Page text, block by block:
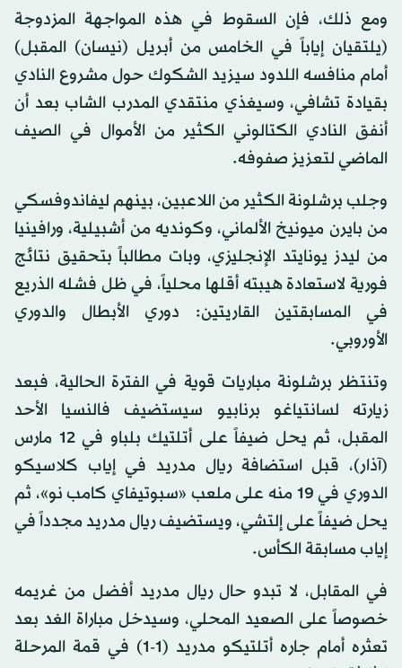
ومع ذلك، فإن السقوط في هذه المواجهة المزدوجة
(يلتقيان إياباً في الخامس من أبريل (نيسان) المقبل)
أمام منافسه اللدود سيزيد الشكوك حول مشروع النادي
بقيادة تشافي، وسيغذي منتقدي المدرب الشاب بعد أن
أنفق النادي الكتالوني الكثير من الأموال في الصيف
الماضي لتعزيز صفوفه.
وجلب برشلونة الكثير من اللاعبين، بينهم ليفاندوفسكي
من بايرن ميونيخ الألماني، وكونديه من أشبيلية، ورافينيا
من ليدز يونايتد الإنجليزي، وبات مطالباً بتحقيق نتائج
فورية لاستعادة هيبته أقلها محلياً، في ظل فشله الذريع
في المسابقتين القاريتين: دوري الأبطال والدوري
الأوروبي.
وتنتظر برشلونة مباريات قوية في الفترة الحالية، فبعد
زيارته لسانتياغو برنابيو سيستضيف فالنسيا الأحد
المقبل، ثم يحل ضيفاً على أتلتيك بلباو في 12 مارس
(آذار)، قبل استضافة ريال مدريد في إياب كلاسيكو
الدوري في 19 منه على ملعب «سبوتيفاي كامب نو»، ثم
يحل ضيفاً على إلتشي، ويستضيف ريال مدريد مجدداً في
إياب مسابقة الكأس.
في المقابل، لا تبدو حال ريال مدريد أفضل من غريمه
خصوصاً على الصعيد المحلي، وسيدخل مباراة الغد بعد
تعثره أمام جاره أتلتيكو مدريد (1-1) في قمة المرحلة